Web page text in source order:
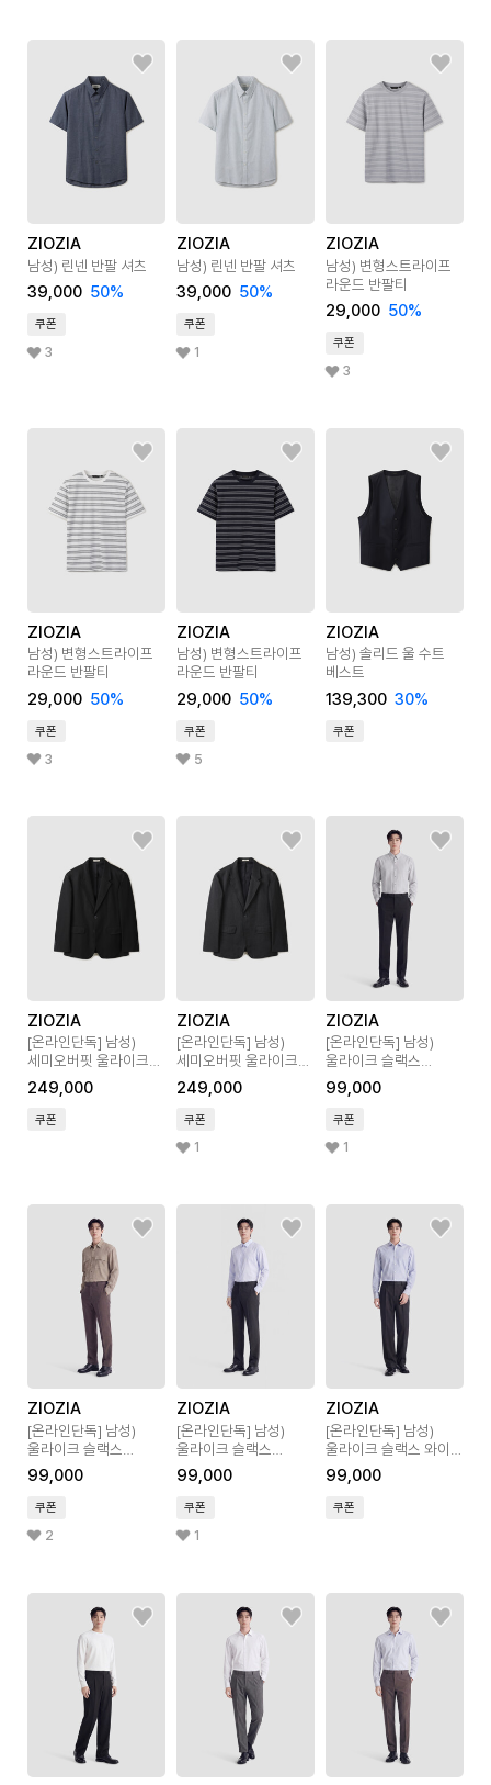
ZIOZIA
남성) 린넨 반팔 셔츠
39,000 50%
쿠폰
3
ZIOZIA
남성) 린넨 반팔 셔츠
39,000 50%
쿠폰
1
ZIOZIA
남성) 변형스트라이프
라운드 반팔티
29,000 50%
쿠폰
3
ZIOZIA
남성) 변형스트라이프
라운드 반팔티
29,000 50%
쿠폰
3
ZIOZIA
남성) 변형스트라이프
라운드 반팔티
29,000 50%
쿠폰
5
ZIOZIA
남성) 솔리드 울 수트
베스트
139,300 30%
쿠폰
ZIOZIA
[온라인단독] 남성)
세미오버핏 울라이크
셋업 자켓
249,000
쿠폰
ZIOZIA
[온라인단독] 남성)
세미오버핏 울라이크
셋업 자켓
249,000
쿠폰
1
ZIOZIA
[온라인단독] 남성)
울라이크 슬랙스
스트레이트 핏
99,000
쿠폰
1
ZIOZIA
[온라인단독] 남성)
울라이크 슬랙스
스트레이트 핏
99,000
쿠폰
2
ZIOZIA
[온라인단독] 남성)
울라이크 슬랙스
스트레이트 핏
99,000
쿠폰
1
ZIOZIA
[온라인단독] 남성)
울라이크 슬랙스 와이드
핏
99,000
쿠폰